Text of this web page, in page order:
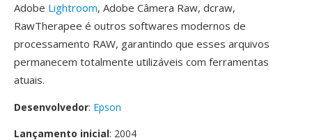
Adobe Lightroom, Adobe Câmera Raw, dcraw,
RawTherapee é outros softwares modernos de
processamento RAW, garantindo que esses arquivos
permanecem totalmente utilizáveis com ferramentas
atuais.
Desenvolvedor: Epson
Lançamento inicial: 2004